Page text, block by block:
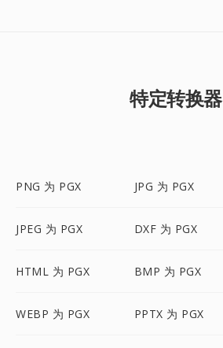
特定转换器
PNG 为 PGX JPG 为 PGX
JPEG 为 PGX DXF 为 PGX
HTML 为 PGX BMP 为 PGX
WEBP 为 PGX PPTX 为 PGX